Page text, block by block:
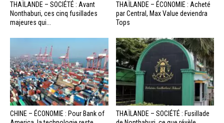
THAÏLANDE – SOCIÉTÉ : Avant
Nonthaburi, ces cinq fusillades
majeures qui...
THAÏLANDE – ÉCONOMIE : Acheté
par Central, Max Value deviendra
Tops
CHINE – ÉCONOMIE : Pour Bank of
THAÏLANDE – SOCIÉTÉ : Fusillade